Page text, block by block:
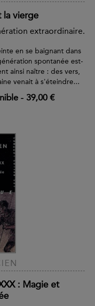
la vierge
extraordinaire.
en se baignant dans
spontanée est-
ainsi naître : des vers,
venait à s'éteindre...
- 39,00 €
: Magie et